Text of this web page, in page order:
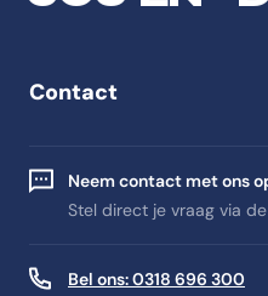
Contact
Neem contact met ons
Stel direct je vraag via
Bel ons: 0318 696 300